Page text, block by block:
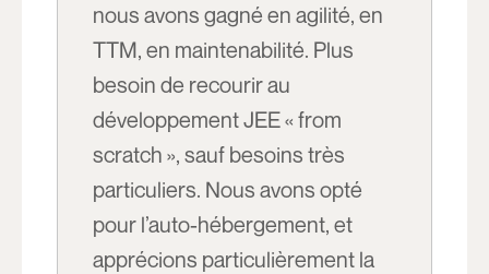
nous avons gagné en agilité, en
TTM, en maintenabilité. Plus
besoin de recourir au
développement JEE « from
scratch », sauf besoins très
particuliers. Nous avons opté
pour l’auto-hébergement, et
apprécions particulièrement la